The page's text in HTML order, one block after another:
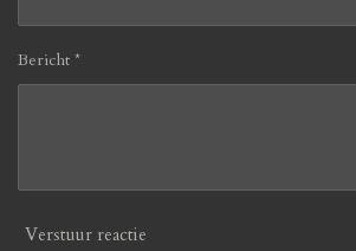
0
7
Bericht *
Verstuur reactie